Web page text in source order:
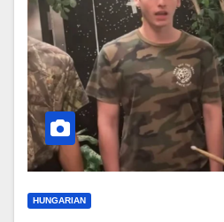
HUNGARIAN